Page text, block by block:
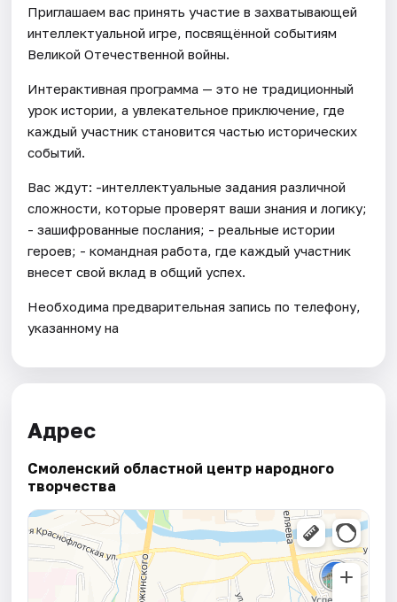
Приглашаем вас принять участие в захватывающей
интеллектуальной игре, посвящённой событиям
Великой Отечественной войны.
Интерактивная программа — это не традиционный
урок истории, а увлекательное приключение, где
каждый участник становится частью исторических
событий.
Вас ждут: -интеллектуальные задания различной
сложности, которые проверят ваши знания и логику;
- зашифрованные послания; - реальные истории
героев; - командная работа, где каждый участник
внесет свой вклад в общий успех.
Необходима предварительная запись по телефону,
указанному на
Адрес
Смоленский областной центр народного
творчества